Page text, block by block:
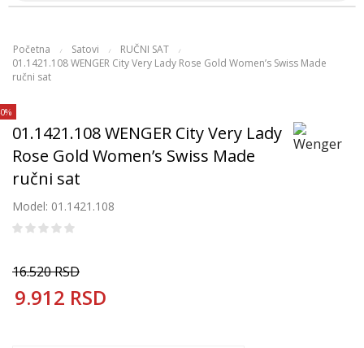
Početna / Satovi / RUČNI SAT /
01.1421.108 WENGER City Very Lady Rose Gold Women’s Swiss Made
ručni sat
01.1421.108 WENGER City Very Lady
Rose Gold Women’s Swiss Made
ručni sat
Model: 01.1421.108
16.520RSD
9.912 RSD